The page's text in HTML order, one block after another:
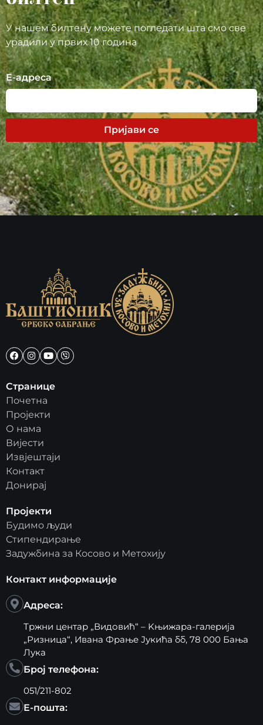
У нашем билтену можете погледати шта смо све
урадили у првих 10 година
Е-адреса
Пријави се
Странице
Почетна
Пројекти
О нама
Вијести
Извјештаји
Контакт
Донирај
Пројекти
Будимо људи
Стипендирање
Задужбина за Косово и Метохију
Контакт информације
Адреса:
Тржни центар „Видовић“ – Kњижара-галерија
„Ризница“, Ивана Фрање Јукића бб, 78 000 Бања
Лука
Број телефона:
051/211-802
Е-пошта: